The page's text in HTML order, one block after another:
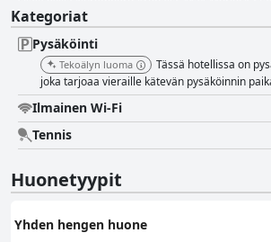
Messessä järjestettäviin tapahtumiin osallistuville,
pysähdyspaikka kauttakulkumatkustajille, joilla on
paikallisille moottoriteille. Vaikka asuinalue on
rauhallisen oleskelun, jota täydentää läheisyys
ostospaikkoihin, kuten Lidliin ja paikallisiin leipomoihin. Vieraat
jatkuvasti hotellin moitteetonta siisteyttä.
hyvin hoidettuja, mikä edistää hygieenistä ja
Modernit, tilavat ja asianmukaisesti sisustetut
sekä lyhyt- että pitkäaikaiseen oleskeluun. Niihin
oleskelun. Huolimatta pienistä kritiikeistä
ylellisyyksien puutteesta, yleinen mielipide
mukavuutta, mikä tekee niistä täydelliset
tarpeisiin. Creativ Park -hotellin aamiaisvalikoimaa arvostetaan sen
Kategoriat
Pysäköinti
Tekoälyn luoma
Tässä hotellissa on
joka tarjoaa vieraille kätevän pysäköinnin
Ilmainen Wi-Fi
Tennis
Huonetyypit
Yhden hengen huone